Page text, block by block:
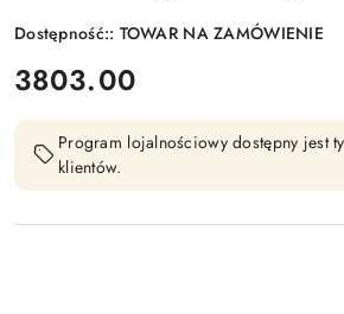
Dostępność:: TOWAR NA ZAMÓWIENIE
cena:
3803.00
Program lojalnościowy dostępny jest
klientów.